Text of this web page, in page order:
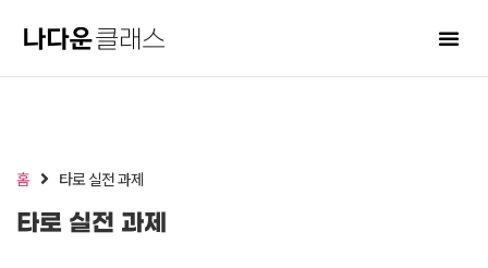
홈 타로 실전 과제
타로 실전 과제